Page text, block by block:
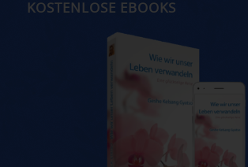
KOSTENLOSE EBOOKS